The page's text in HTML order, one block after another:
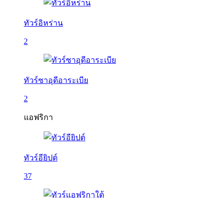
ทัวร์อิหร่าน
2
ทัวร์ซาอุดีอาระเบีย
2
แอฟริกา
ทัวร์อียิปต์
37